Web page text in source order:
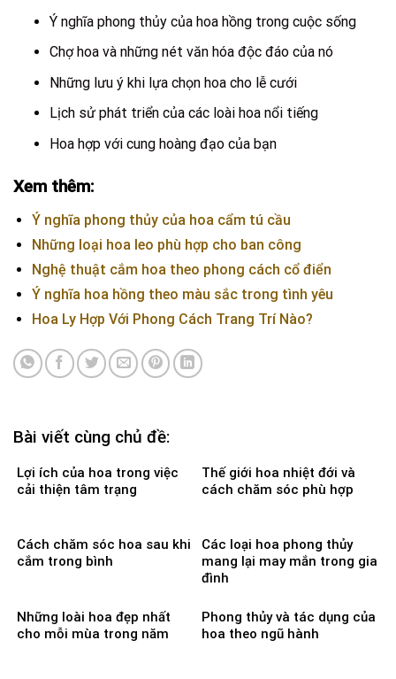
Ý nghĩa phong thủy của hoa hồng trong cuộc sống
Chợ hoa và những nét văn hóa độc đáo của nó
Những lưu ý khi lựa chọn hoa cho lễ cưới
Lịch sử phát triển của các loài hoa nổi tiếng
Hoa hợp với cung hoàng đạo của bạn
Xem thêm:
Ý nghĩa phong thủy của hoa cẩm tú cầu
Những loại hoa leo phù hợp cho ban công
Nghệ thuật cắm hoa theo phong cách cổ điển
Ý nghĩa hoa hồng theo màu sắc trong tình yêu
Hoa Ly Hợp Với Phong Cách Trang Trí Nào?
Bài viết cùng chủ đề:
Lợi ích của hoa trong việc
cải thiện tâm trạng
Thế giới hoa nhiệt đới và
cách chăm sóc phù hợp
Cách chăm sóc hoa sau khi
cắm trong bình
Các loại hoa phong thủy
mang lại may mắn trong gia
đình
Những loài hoa đẹp nhất
cho mỗi mùa trong năm
Phong thủy và tác dụng của
hoa theo ngũ hành